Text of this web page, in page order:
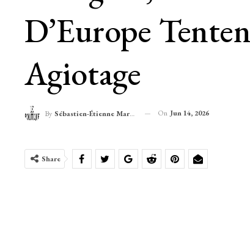
D’Europe
Agiotage
By Sébastien-Étienne Marechal On Jun 14, 2026
Share